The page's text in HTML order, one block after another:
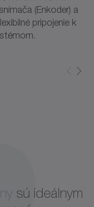
(Enkoder) a
pripojenie k
sú ideálnym